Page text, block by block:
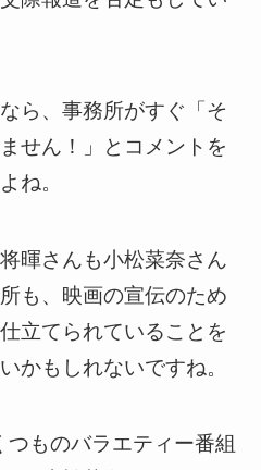
ら、事務所がすぐ「そ
せん！」とコメントを
ね。
暉さんも小松菜奈さん
も、映画の宣伝のため
立てられていることを
かもしれないですね。
ものバラエティー番組